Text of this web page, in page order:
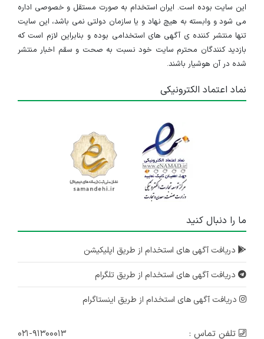
این سایت بوده است. ایران استخدام به صورت مستقل و خصوصی اداره
می شود و وابسته به هیچ نهاد و یا سازمان دولتی نمی باشد، این سایت
تنها منتشر کننده ی آگهی های استخدامی بوده و بنابراین لازم است که
بازدید کنندگان محترم سایت خود نسبت به صحت و سقم اخبار منتشر
شده در آن هوشیار باشند.
نماد اعتماد الکترونیکی
ما را دنبال کنید
دریافت آگهی های استخدام از طریق اپلیکیشن
دریافت آگهی های استخدام از طریق تلگرام
دریافت آگهی های استخدام از طریق اینستاگرام
تلفن تماس : ۰۲۱-۹۱۳۰۰۰۱۳